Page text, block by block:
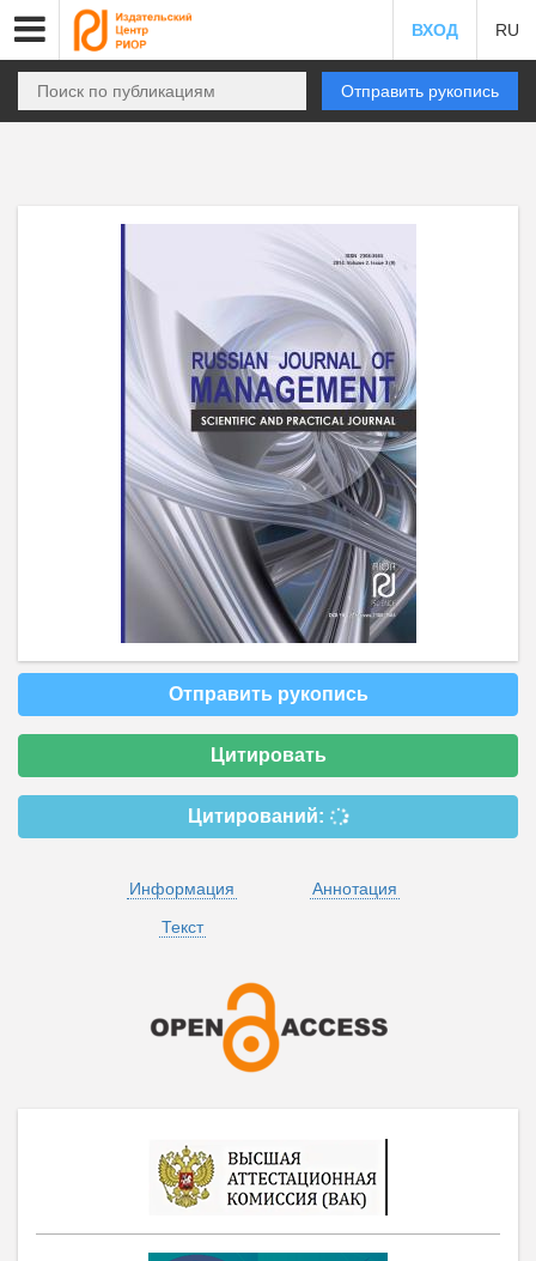
ВХОД RU
Отправить рукопись
Отправить рукопись
Цитировать
Цитирований:
Информация
Аннотация
Текст